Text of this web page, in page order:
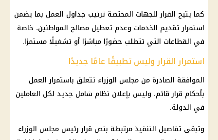
كما يتيح القرار للجهات المختصة ترتيب جداول العمل بما يضمن
استمرار تقديم الخدمات وعدم تعطيل مصالح المواطنين، خاصة
في القطاعات التي تتطلب حضورًا مباشرًا أو تشغيلًا مستمرًا.
استمرار القرار وليس تطبيقًا عامًا جديدًا
الموافقة الصادرة من مجلس الوزراء تتعلق باستمرار العمل
بأحكام قرار قائم، وليس بإعلان نظام شامل جديد لكل العاملين
في الدولة.
وتبقى تفاصيل التنفيذ مرتبطة بنص قرار رئيس مجلس الوزراء